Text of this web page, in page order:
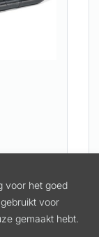
voor het goed
voor
gemaakt hebt.